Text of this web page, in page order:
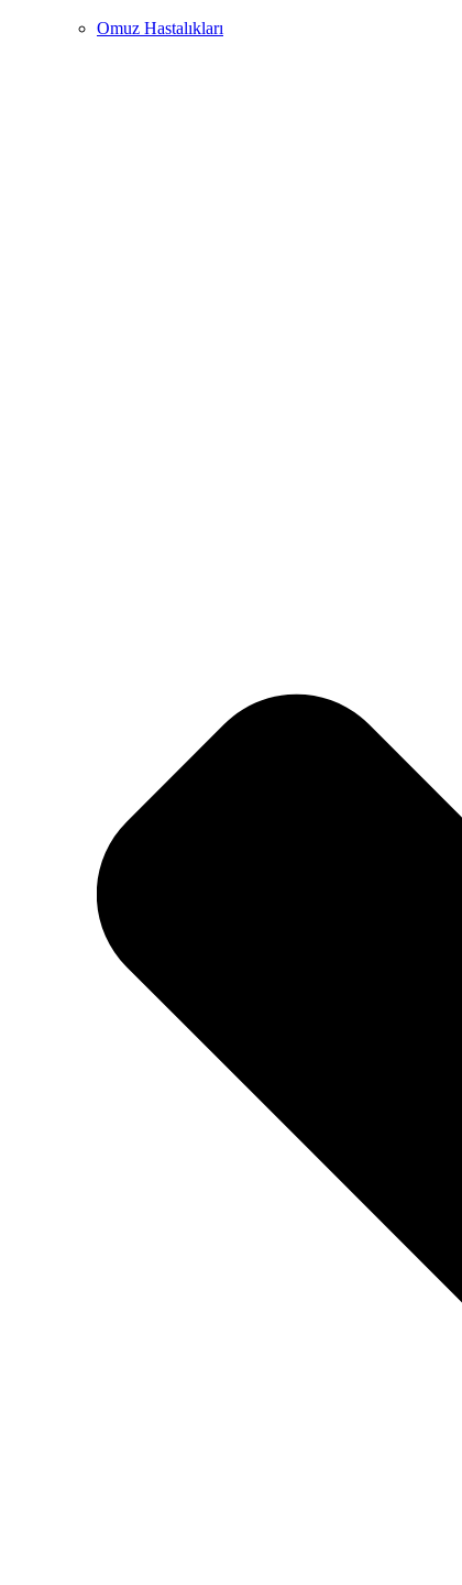
Omuz Hastalıkları